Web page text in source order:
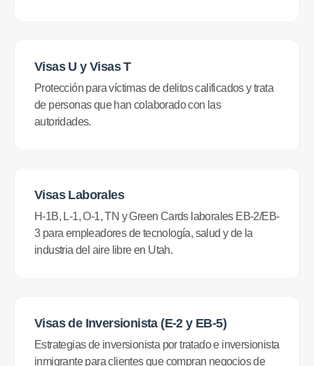
Visas U y Visas T
Protección para víctimas de delitos calificados y trata
de personas que han colaborado con las
autoridades.
Visas Laborales
H-1B, L-1, O-1, TN y Green Cards laborales EB-2/EB-
3 para empleadores de tecnología, salud y de la
industria del aire libre en Utah.
Visas de Inversionista (E-2 y EB-5)
Estrategias de inversionista por tratado e inversionista
inmigrante para clientes que compran negocios de